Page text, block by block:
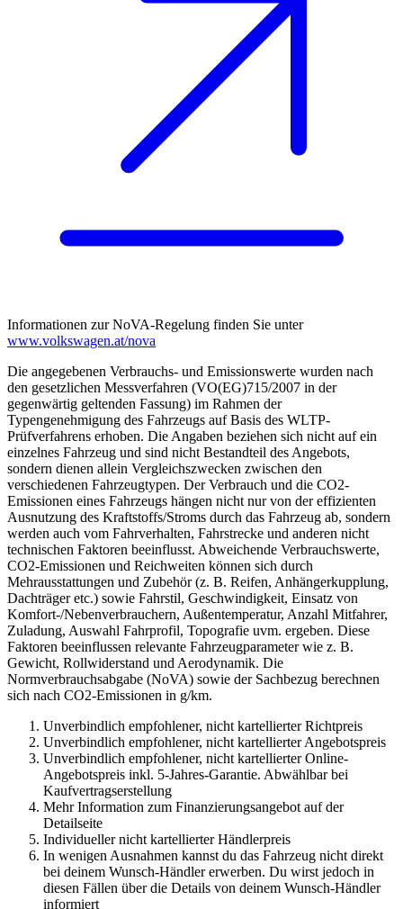
Informationen zur NoVA-Regelung finden Sie unter
www.volkswagen.at/nova
Die angegebenen Verbrauchs- und Emissionswerte wurden nach
den gesetzlichen Messverfahren (VO(EG)715/2007 in der
gegenwärtig geltenden Fassung) im Rahmen der
Typengenehmigung des Fahrzeugs auf Basis des WLTP-
Prüfverfahrens erhoben. Die Angaben beziehen sich nicht auf ein
einzelnes Fahrzeug und sind nicht Bestandteil des Angebots,
sondern dienen allein Vergleichszwecken zwischen den
verschiedenen Fahrzeugtypen. Der Verbrauch und die CO2-
Emissionen eines Fahrzeugs hängen nicht nur von der effizienten
Ausnutzung des Kraftstoffs/Stroms durch das Fahrzeug ab, sondern
werden auch vom Fahrverhalten, Fahrstrecke und anderen nicht
technischen Faktoren beeinflusst. Abweichende Verbrauchswerte,
CO2-Emissionen und Reichweiten können sich durch
Mehrausstattungen und Zubehör (z. B. Reifen, Anhängerkupplung,
Dachträger etc.) sowie Fahrstil, Geschwindigkeit, Einsatz von
Komfort-/Nebenverbrauchern, Außentemperatur, Anzahl Mitfahrer,
Zuladung, Auswahl Fahrprofil, Topografie uvm. ergeben. Diese
Faktoren beeinflussen relevante Fahrzeugparameter wie z. B.
Gewicht, Rollwiderstand und Aerodynamik. Die
Normverbrauchsabgabe (NoVA) sowie der Sachbezug berechnen
sich nach CO2-Emissionen in g/km.
Unverbindlich empfohlener, nicht kartellierter Richtpreis
Unverbindlich empfohlener, nicht kartellierter Angebotspreis
Unverbindlich empfohlener, nicht kartellierter Online-
Angebotspreis inkl. 5-Jahres-Garantie. Abwählbar bei
Kaufvertragserstellung
Mehr Information zum Finanzierungsangebot auf der
Detailseite
Individueller nicht kartellierter Händlerpreis
In wenigen Ausnahmen kannst du das Fahrzeug nicht direkt
bei deinem Wunsch-Händler erwerben. Du wirst jedoch in
diesen Fällen über die Details von deinem Wunsch-Händler
informiert